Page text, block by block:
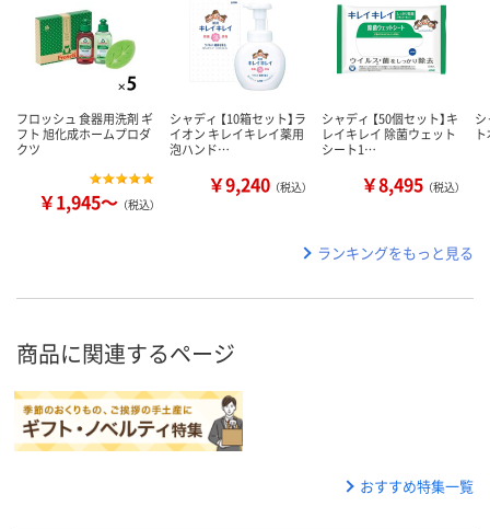
フロッシュ 食器用洗剤 ギ
フト 旭化成ホームプロダ
クツ
￥1,945～ （税込）
シャディ 【10箱セット】ラ
イオン キレイキレイ薬用
泡ハンド…
￥9,240 （税込）
シャディ 【50個セット】キ
レイキレイ 除菌ウェット
シート1…
￥8,495 （税込）
ランキングをもっと見る
商品に関連するページ
おすすめ特集一覧